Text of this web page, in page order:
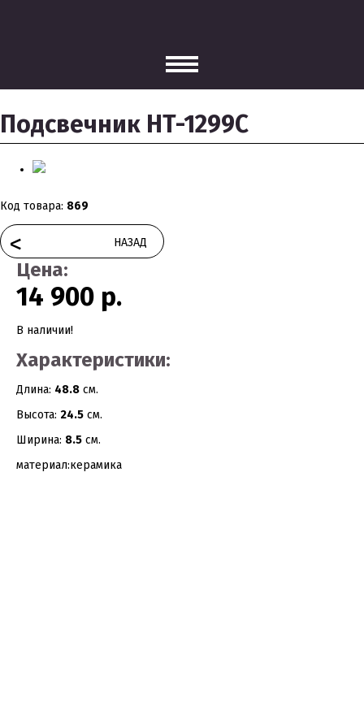
Подсвечник HT-1299C
Код товара: 869
< НАЗАД
Цена:
14 900 р.
В наличии!
Характеристики:
Длина: 48.8 см.
Высота: 24.5 см.
Ширина: 8.5 см.
материал:керамика